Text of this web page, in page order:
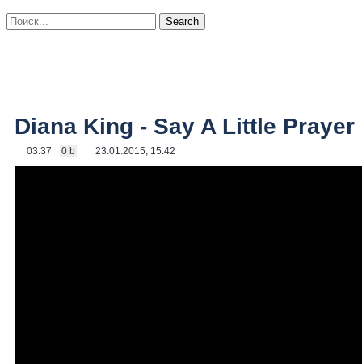
Diana King - Say A Little Prayer
03:37 0 b 23.01.2015, 15:42